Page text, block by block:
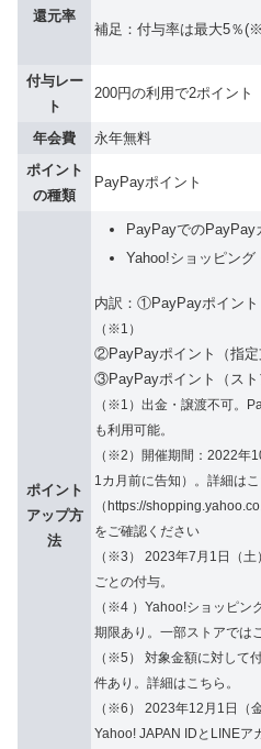
還元率
補足：付与率は最大5％
付与レー
ト
200円の利用で2ポイント
年会費
永年無料
ポイント
の種類
PayPayポイント
ポイント
アップ方
法
PayPayでのPayPay
Yahoo!ショッピン
内訳：①PayPayポイン
（※1）
②PayPayポイント（指定
③PayPayポイント（スト
（※1）出金・譲渡不可。
も利用可能。
（※2）開催期間：2022年
1カ月前に告知）。詳細はこ
（https://
をご確認ください
（※3） 2023年7月1日（土
ごとの付与。
（※4 ）Yahoo!ショッピン
期限あり。一部ストアでは
（※5） 対象金額に対して
件あり。詳細はこちら。
（※6） 2023年12月1日（
Yahoo! JAPAN IDとLINEア